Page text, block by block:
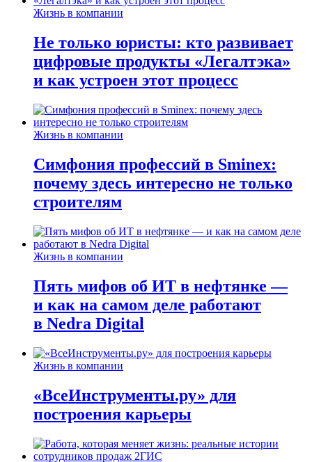
Жизнь в компании
Не только юристы: кто развивает
цифровые продукты «Легалтэка»
и как устроен этот процесс
Жизнь в компании
Симфония профессий в Sminex:
почему здесь интересно не только
строителям
Жизнь в компании
Пять мифов об ИТ в нефтянке —
и как на самом деле работают
в Nedra Digital
Жизнь в компании
«ВсеИнструменты.ру» для
построения карьеры